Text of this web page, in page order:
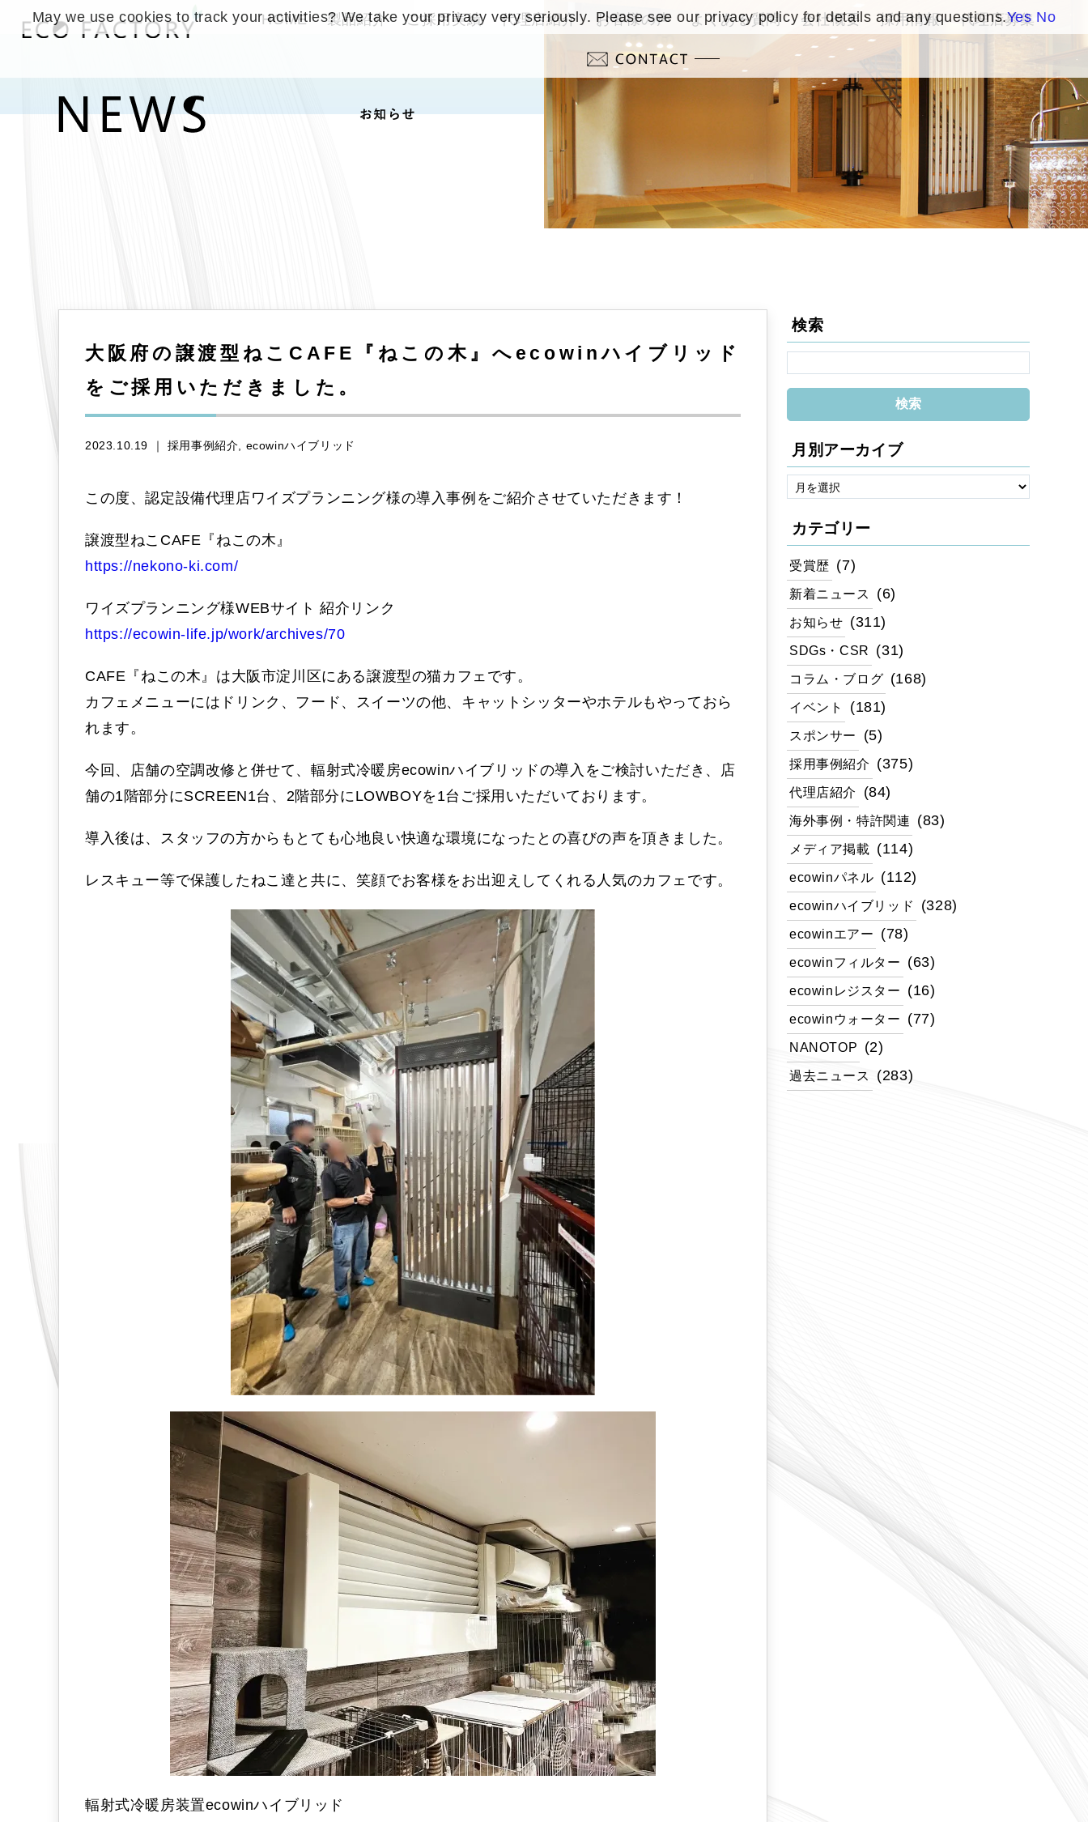
HOME 製品紹介 ご採用実績 代理店紹介 お客様の声 よくある質問 会社概要 採用情報 代理店募集
大阪府の譲渡型ねこCAFE『ねこの木』へecowinハイブリッド
をご採用いただきました。
2023.10.19 ｜ 採用事例紹介 ecowinハイブリッド
この度、認定設備代理店ワイズプランニング様の導入事例をご紹介させていただきます！
譲渡型ねこCAFE『ねこの木』
https://nekono-ki.com/
ワイズプランニング様WEBサイト 紹介リンク
https://ecowin-life.jp/work/archives/70
CAFE『ねこの木』は大阪市淀川区にある譲渡型の猫カフェです。
カフェメニューにはドリンク、フード、スイーツの他、キャットシッターやホテルもやっておら
れます。
今回、店舗の空調改修と併せて、輻射式冷暖房ecowinハイブリッドの導入をご検討いただき、店
舗の1階部分にSCREEN1台、2階部分にLOWBOYを1台ご採用いただいております。
導入後は、スタッフの方からもとても心地良い快適な環境になったとの喜びの声を頂きました。
レスキュー等で保護したねこ達と共に、笑顔でお客様をお出迎えしてくれる人気のカフェです。
輻射式冷暖房装置ecowinハイブリッド
検索
月別アーカイブ
カテゴリー
受賞歴 (7)
新着ニュース (6)
お知らせ (311)
SDGs・CSR (31)
コラム・ブログ (168)
イベント (181)
スポンサー (5)
採用事例紹介 (375)
代理店紹介 (84)
海外事例・特許関連 (83)
メディア掲載 (114)
ecowinパネル (112)
ecowinハイブリッド (328)
ecowinエアー (78)
ecowinフィルター (63)
ecowinレジスター (16)
ecowinウォーター (77)
NANOTOP (2)
過去ニュース (283)
May we use cookies to track your activities? We take your privacy very seriously. Please see our privacy policy for details and any questions.Yes No